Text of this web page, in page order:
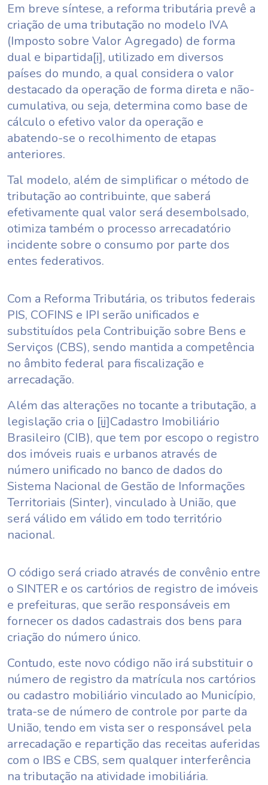
Em breve síntese, a reforma tributária prevê a
criação de uma tributação no modelo IVA
(Imposto sobre Valor Agregado) de forma
dual e bipartida[i], utilizado em diversos
países do mundo, a qual considera o valor
destacado da operação de forma direta e não-
cumulativa, ou seja, determina como base de
cálculo o efetivo valor da operação e
abatendo-se o recolhimento de etapas
anteriores.
Tal modelo, além de simplificar o método de
tributação ao contribuinte, que saberá
efetivamente qual valor será desembolsado,
otimiza também o processo arrecadatório
incidente sobre o consumo por parte dos
entes federativos.
Com a Reforma Tributária, os tributos federais
PIS, COFINS e IPI serão unificados e
substituídos pela Contribuição sobre Bens e
Serviços (CBS), sendo mantida a competência
no âmbito federal para fiscalização e
arrecadação.
Além das alterações no tocante a tributação, a
legislação cria o [ii]Cadastro Imobiliário
Brasileiro (CIB), que tem por escopo o registro
dos imóveis ruais e urbanos através de
número unificado no banco de dados do
Sistema Nacional de Gestão de Informações
Territoriais (Sinter), vinculado à União, que
será válido em válido em todo território
nacional.
O código será criado através de convênio entre
o SINTER e os cartórios de registro de imóveis
e prefeituras, que serão responsáveis em
fornecer os dados cadastrais dos bens para
criação do número único.
Contudo, este novo código não irá substituir o
número de registro da matrícula nos cartórios
ou cadastro mobiliário vinculado ao Município,
trata-se de número de controle por parte da
União, tendo em vista ser o responsável pela
arrecadação e repartição das receitas auferidas
com o IBS e CBS, sem qualquer interferência
na tributação na atividade imobiliária.